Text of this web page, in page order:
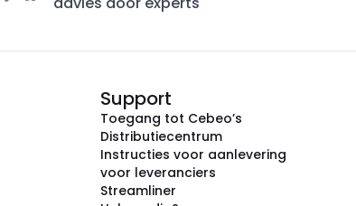
Support
Toegang tot Cebeo’s
Distributiecentrum
Instructies voor aanlevering
voor leveranciers
Streamliner